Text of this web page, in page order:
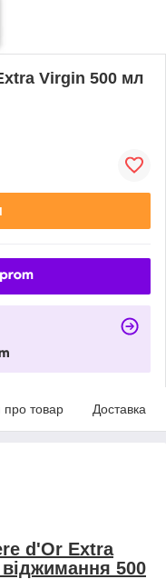
Virgin 500 мл
про товар Доставка
d'Or Extra
500